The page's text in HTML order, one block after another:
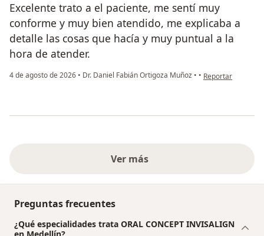
Excelente trato a el paciente, me sentí muy
conforme y muy bien atendido, me explicaba a
detalle las cosas que hacía y muy puntual a la
hora de atender.
4 de agosto de 2026 • Dr. Daniel Fabián Ortigoza Muñoz • • en opinión del
Reportar
Ver más
Preguntas frecuentes
¿Qué especialidades trata ORAL CONCEPT INVISALIGN